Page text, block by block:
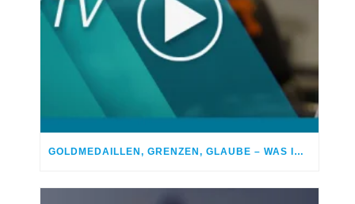
GOLDMEDAILLEN, GRENZEN, GLAUBE – WAS IM LEBEN WIRKLICH ZÄHLT